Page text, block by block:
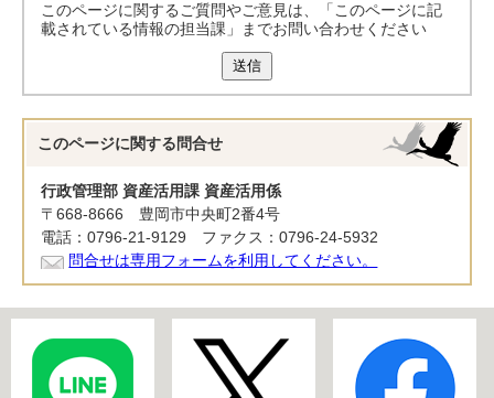
このページに関するご質問やご意見は、「このページに記
載されている情報の担当課」までお問い合わせください
送信
このページに関する 問合せ
行政管理部 資産活用課 資産活用係
〒668-8666 豊岡市中央町2番4号
電話：0796-21-9129 ファクス：0796-24-5932
問合せは専用フォームを利用してください。